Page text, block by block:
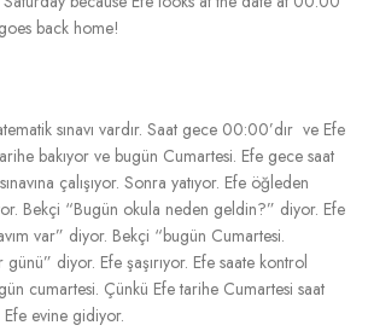
back home!
sınavı vardır. Saat gece 00:00’dır ve Efe
bakıyor ve bugün Cumartesi. Efe gece saat
çalışıyor. Sonra yatıyor. Efe öğleden
Bekçi “Bugün okula neden geldin?” diyor. Efe
var” diyor. Bekçi “bugün Cumartesi.
günü” diyor. Efe şaşırıyor. Efe saate kontrol
cumartesi. Çünkü Efe tarihe Cumartesi saat
Efe evine gidiyor.